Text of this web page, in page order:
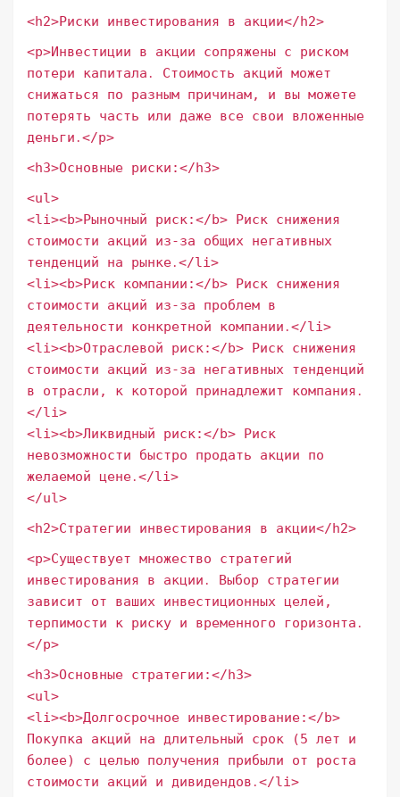
<h2>Риски инвестирования в акции</h2>
<p>Инвестиции в акции сопряжены с риском
потери капитала․ Стоимость акций может
снижаться по разным причинам, и вы можете
потерять часть или даже все свои вложенные
деньги․</p>
<h3>Основные риски:</h3>
<ul>
<li><b>Рыночный риск:</b> Риск снижения
стоимости акций из-за общих негативных
тенденций на рынке․</li>
<li><b>Риск компании:</b> Риск снижения
стоимости акций из-за проблем в
деятельности конкретной компании․</li>
<li><b>Отраслевой риск:</b> Риск снижения
стоимости акций из-за негативных тенденций
в отрасли, к которой принадлежит компания․
</li>
<li><b>Ликвидный риск:</b> Риск
невозможности быстро продать акции по
желаемой цене․</li>
</ul>
<h2>Стратегии инвестирования в акции</h2>
<p>Существует множество стратегий
инвестирования в акции․ Выбор стратегии
зависит от ваших инвестиционных целей,
терпимости к риску и временного горизонта․
</p>
<h3>Основные стратегии:</h3>
<ul>
<li><b>Долгосрочное инвестирование:</b>
Покупка акций на длительный срок (5 лет и
более) с целью получения прибыли от роста
стоимости акций и дивидендов․</li>